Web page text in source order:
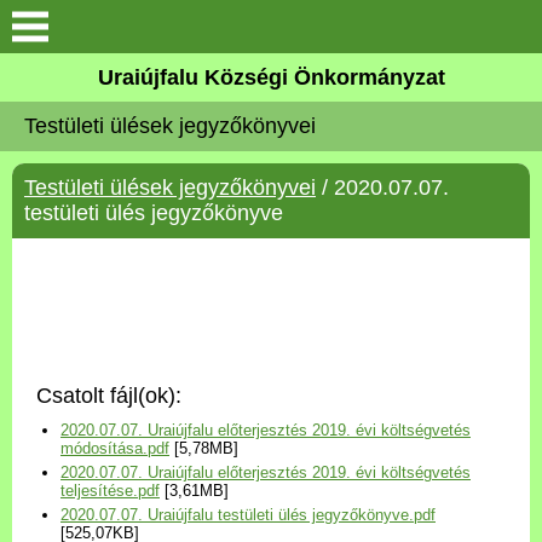
Köszöntő
Elérhetőségek
Uraiújfalu
Választási információk
Versenyképes Járások
Program
Uraiújfalu Községi Önkormányzat
Testületi ülések jegyzőkönyvei
Testületi ülések jegyzőkönyvei / 2020.07.07.
testületi ülés jegyzőkönyve
Csatolt fájl(ok):
2020.07.07. Uraiújfalu előterjesztés 2019. évi költségvetés
módosítása.pdf [5,78MB]
2020.07.07. Uraiújfalu előterjesztés 2019. évi költségvetés
teljesítése.pdf [3,61MB]
2020.07.07. Uraiújfalu testületi ülés jegyzőkönyve.pdf
[525,07KB]